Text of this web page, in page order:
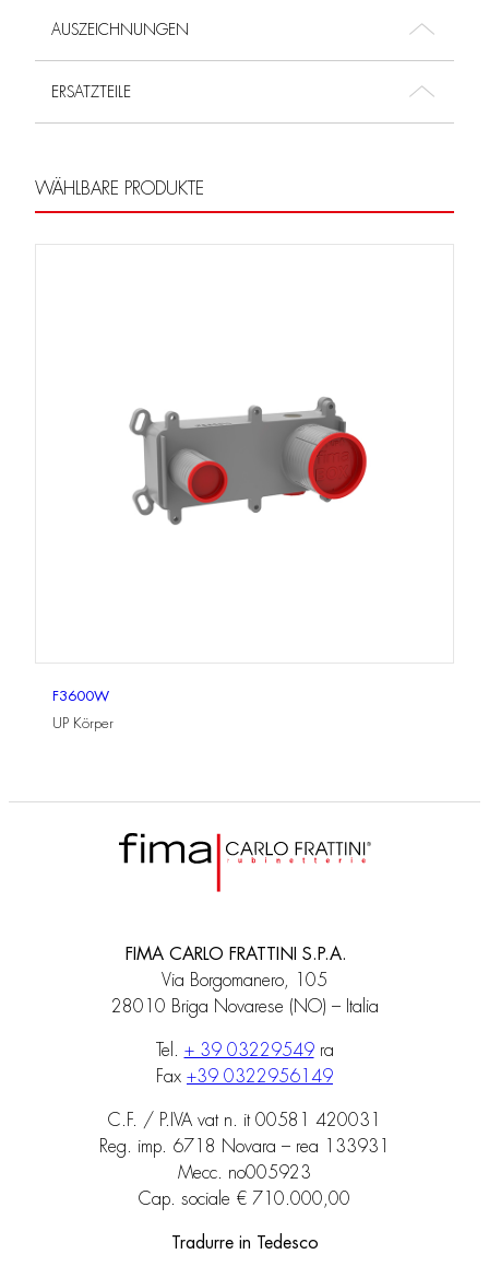
AUSZEICHNUNGEN
ERSATZTEILE
WÄHLBARE PRODUKTE
F3600W
UP Körper
FIMA CARLO FRATTINI S.P.A.
Via Borgomanero, 105
28010 Briga Novarese (NO) – Italia
Tel. + 39 03229549ra
Fax +39 0322956149
C.F. / P.IVA vat n. it 00581 420031
Reg. imp. 6718 Novara – rea 133931
Mecc. no005923
Cap. sociale € 710.000,00
Tradurre in Tedesco